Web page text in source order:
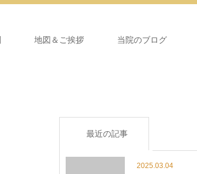
地図＆ご挨拶 当院のブログ
最近の記事
2025.03.04